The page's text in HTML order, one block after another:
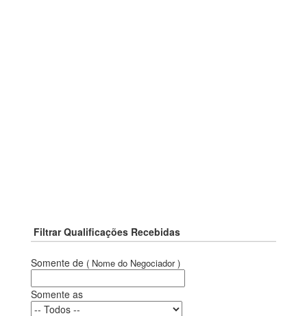
Filtrar Qualificações Recebidas
Somente de ( Nome do Negociador )
Somente as